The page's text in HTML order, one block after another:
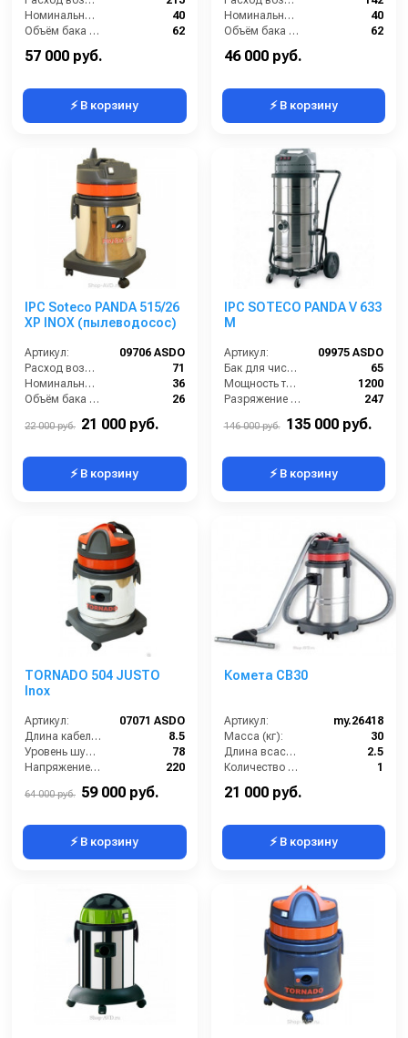
Номинальный диаметр принадлежностей (мм):
40
Объём бака (л):
62
Рабочая ширина основной насадки (мм):
57 000 руб.
⚡ В корзину
Номинальный диаметр принадлежностей (мм):
40
Объём бака (л):
62
Рабочая ширина основной насадки (мм):
46 000 руб.
⚡ В корзину
IPC Soteco PANDA 515/26
XP INOX (пылеводосос)
Артикул:
09706 ASDO
Расход воздуха (л/сек):
71
Номинальный диаметр принадлежностей (мм):
36
Объём бака (л):
26
22 000 руб. 21 000 руб.
⚡ В корзину
IPC SOTECO PANDA V 633
M
Артикул:
09975 ASDO
Бак для чистой воды (л):
65
Мощность турбины (Вт):
1200
Разряжение (мБар):
247
755х600х1630
146 000 руб. 135 000 руб.
⚡ В корзину
TORNADO 504 JUSTO
Inox
Артикул:
07071 ASDO
Длина кабеля (м):
8.5
Уровень шума (дБ):
78
Напряжение (В):
220
64 000 руб. 59 000 руб.
⚡ В корзину
Комета CB30
Артикул:
my.26418
Масса (кг):
30
Длина всасывающего шланга (м):
2.5
Количество турбин (шт):
1
Емкость бака для мусора (л):
21 000 руб.
⚡ В корзину